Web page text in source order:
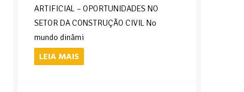
ARTIFICIAL – OPORTUNIDADES NO
SETOR DA CONSTRUÇÃO CIVIL No
mundo dinâmi
LEIA MAIS